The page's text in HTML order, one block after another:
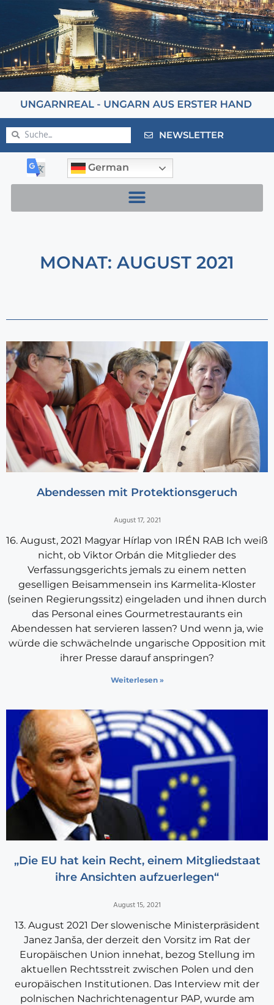
NEWSLETTER
German
MONAT: AUGUST 2021
Abendessen mit Protektionsgeruch
August 17, 2021
16. August, 2021 Magyar Hírlap von IRÉN RAB Ich weiß
nicht, ob Viktor Orbán die Mitglieder des
Verfassungsgerichts jemals zu einem netten
geselligen Beisammensein ins Karmelita-Kloster
(seinen Regierungssitz) eingeladen und ihnen durch
das Personal eines Gourmetrestaurants ein
Abendessen hat servieren lassen? Und wenn ja, wie
würde die schwächelnde ungarische Opposition mit
ihrer Presse darauf anspringen?
Weiterlesen »
„Die EU hat kein Recht, einem Mitgliedstaat
ihre Ansichten aufzuerlegen“
August 15, 2021
13. August 2021 Der slowenische Ministerpräsident
Janez Janša, der derzeit den Vorsitz im Rat der
Europäischen Union innehat, bezog Stellung im
aktuellen Rechtsstreit zwischen Polen und den
europäischen Institutionen. Das Interview mit der
polnischen Nachrichtenagentur PAP, wurde am